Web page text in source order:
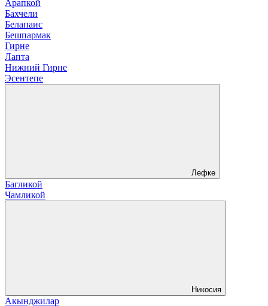
Арапкой
Бахчели
Белапаис
Бешпармак
Гирне
Лапта
Нижний Гирне
Эсентепе
Лефке
Багликой
Чамликой
Никосия
Акынджилар